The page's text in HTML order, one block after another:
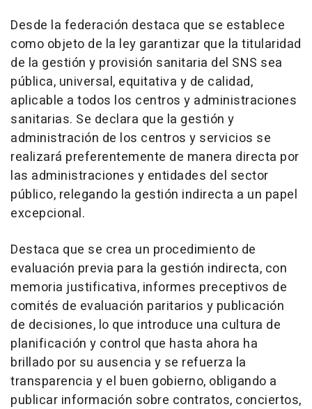
Desde la federación destaca que se establece
como objeto de la ley garantizar que la titularidad
de la gestión y provisión sanitaria del SNS sea
pública, universal, equitativa y de calidad,
aplicable a todos los centros y administraciones
sanitarias. Se declara que la gestión y
administración de los centros y servicios se
realizará preferentemente de manera directa por
las administraciones y entidades del sector
público, relegando la gestión indirecta a un papel
excepcional.
Destaca que se crea un procedimiento de
evaluación previa para la gestión indirecta, con
memoria justificativa, informes preceptivos de
comités de evaluación paritarios y publicación
de decisiones, lo que introduce una cultura de
planificación y control que hasta ahora ha
brillado por su ausencia y se refuerza la
transparencia y el buen gobierno, obligando a
publicar información sobre contratos, conciertos,